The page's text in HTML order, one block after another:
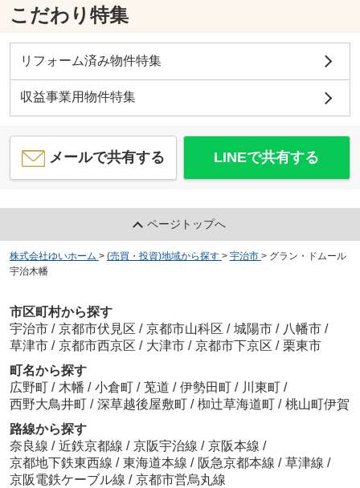
こだわり特集
リフォーム済み物件特集
収益事業用物件特集
メールで共有する LINEで共有する
ページトップへ
株式会社ゆいホーム > (売買・投資)地域から探す > 宇治市 > グラン・ドムール
宇治木幡
市区町村から探す
宇治市 / 京都市伏見区 / 京都市山科区 / 城陽市 / 八幡市 /
草津市 / 京都市西京区 / 大津市 / 京都市下京区 / 栗東市
町名から探す
広野町 / 木幡 / 小倉町 / 莵道 / 伊勢田町 / 川東町 /
西野大鳥井町 / 深草越後屋敷町 / 椥辻草海道町 / 桃山町伊賀
路線から探す
奈良線 / 近鉄京都線 / 京阪宇治線 / 京阪本線 /
京都地下鉄東西線 / 東海道本線 / 阪急京都本線 / 草津線 /
京阪電鉄ケーブル線 / 京都市営烏丸線